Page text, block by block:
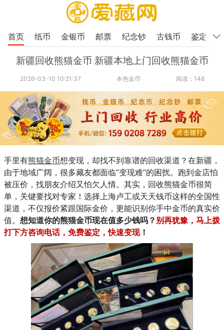
首页 纸币 金银币 邮票 纪念钞 古钱币 鉴定
新疆回收熊猫金币 新疆本地上门回收熊猫金币
2026-03-10 10:21:37 本色金币 阅读：148
手里有熊猫金币想变现，却找不到靠谱的回收渠道？在新疆，
由于地域广阔，很多藏友都面临“变现难”的困扰。跑到金店怕
被压价，找朋友介绍又怕欠人情。其实，回收熊猫金币很简
单，关键要找对专家！选择上海卢工或天天钱币这样的全国性
渠道，不仅报价紧跟国际金价，更能识别你手中金币的真实价
值。 想知道你的熊猫金币现在值多少钱吗？别再犹豫，马上拨
打下方咨询电话，免费鉴定，快速变现！